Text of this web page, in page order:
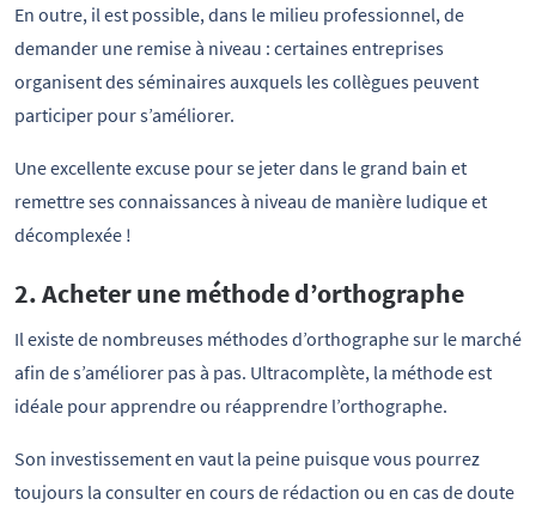
En outre, il est possible, dans le milieu professionnel, de
demander une remise à niveau : certaines entreprises
organisent des séminaires auxquels les collègues peuvent
participer pour s’améliorer.
Une excellente excuse pour se jeter dans le grand bain et
remettre ses connaissances à niveau de manière ludique et
décomplexée !
2. Acheter une méthode d’orthographe
Il existe de nombreuses méthodes d’orthographe sur le marché
afin de s’améliorer pas à pas. Ultracomplète, la méthode est
idéale pour apprendre ou réapprendre l’orthographe.
Son investissement en vaut la peine puisque vous pourrez
toujours la consulter en cours de rédaction ou en cas de doute